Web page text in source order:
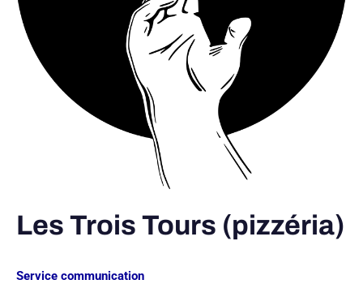
Les Trois Tours (pizzéria)
Service communication